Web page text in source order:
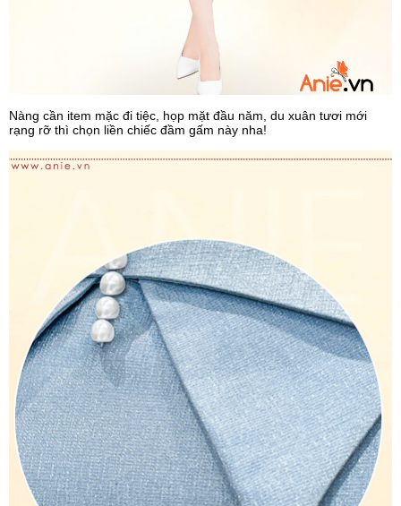
Nàng cần item mặc đi tiệc, họp mặt đầu năm, du xuân tươi mới
rạng rỡ thì chọn liền chiếc đầm gấm này nha!